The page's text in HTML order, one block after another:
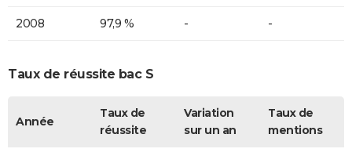
2008 97,9 % - -
Taux de réussite bac S
Année
Taux de
réussite
Variation
sur un an
Taux de
mentions